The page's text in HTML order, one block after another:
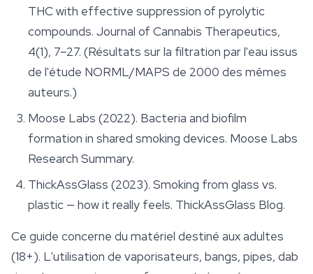
THC with effective suppression of pyrolytic
compounds. Journal of Cannabis Therapeutics,
4(1), 7–27. (Résultats sur la filtration par l'eau issus
de l'étude NORML/MAPS de 2000 des mêmes
auteurs.)
Moose Labs (2022). Bacteria and biofilm
formation in shared smoking devices. Moose Labs
Research Summary.
ThickAssGlass (2023). Smoking from glass vs.
plastic — how it really feels. ThickAssGlass Blog.
Ce guide concerne du matériel destiné aux adultes
(18+). L'utilisation de vaporisateurs, bangs, pipes, dab